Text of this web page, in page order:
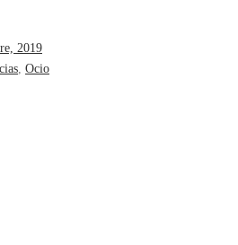
2019
, Ocio